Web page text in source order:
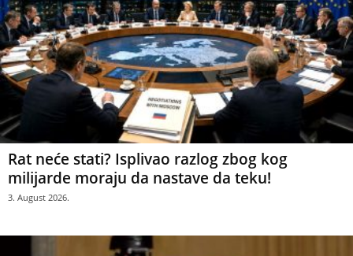
Rat neće stati? Isplivao razlog zbog kog
milijarde moraju da nastave da teku!
3. August 2026.